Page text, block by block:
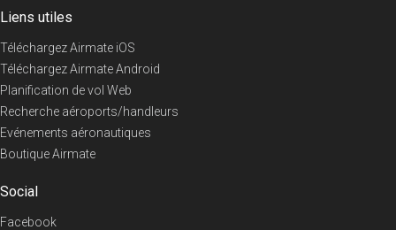
Liens utiles
Téléchargez Airmate iOS
Téléchargez Airmate Android
Planification de vol Web
Recherche aéroports/handleurs
Evénements aéronautiques
Boutique Airmate
Social
Facebook